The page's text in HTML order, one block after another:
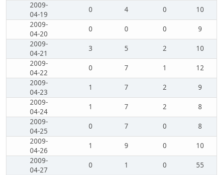
2009-
04-19
0 4 0
10
2009-
04-20
0 0 0
9
2009-
04-21
3 5 2
10
2009-
04-22
0 7 1
12
2009-
04-23
1 7 2
9
2009-
04-24
1 7 2
8
2009-
04-25
0 7 0
8
2009-
04-26
1 9 0
10
2009-
04-27
0 1 0
55